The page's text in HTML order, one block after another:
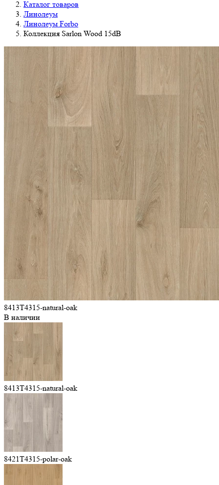
Каталог товаров
Линолеум
Линолеум Forbo
Коллекция Sarlon Wood 15dB
8413T4315-natural-oak
В наличии
8413T4315-natural-oak
8421T4315-polar-oak